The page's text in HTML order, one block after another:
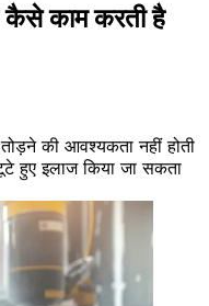
काम करती है
की आवश्यकता नहीं होती
हुए इलाज किया जा सकता